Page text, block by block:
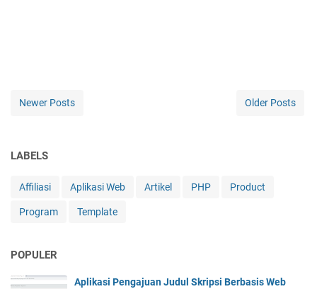
Newer Posts Older Posts
LABELS
Affiliasi Aplikasi Web Artikel PHP Product
Program Template
POPULER
Aplikasi Pengajuan Judul Skripsi Berbasis Web